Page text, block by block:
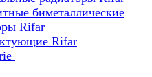
биметаллические
Rifar
Rifar